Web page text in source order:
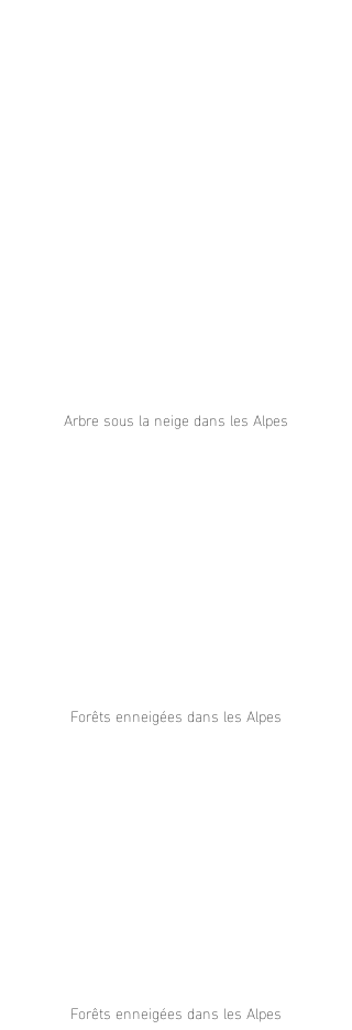
Arbre sous la neige dans les Alpes
Forêts enneigées dans les Alpes
Forêts enneigées dans les Alpes